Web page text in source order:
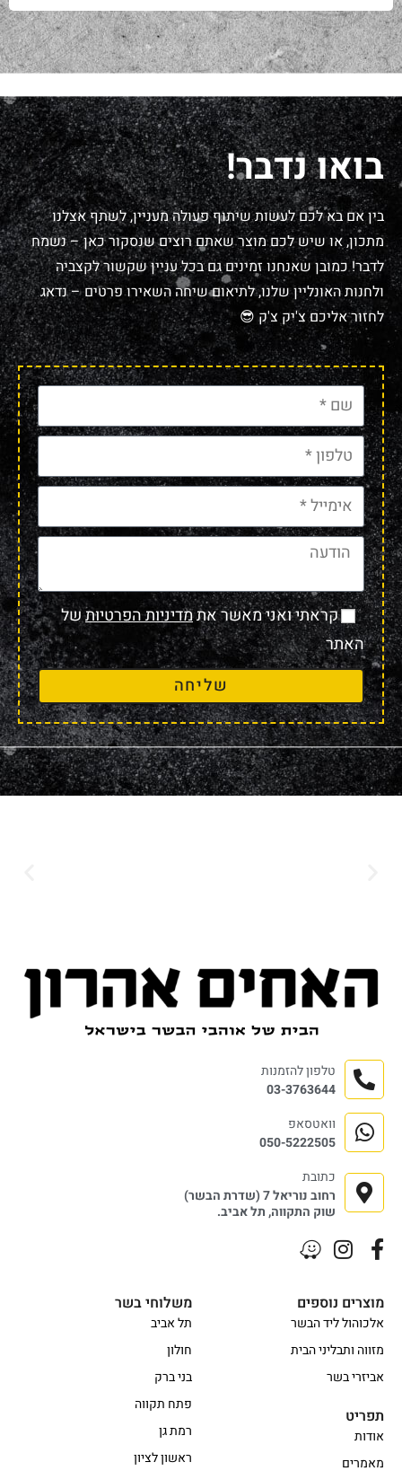
בואו נדבר!
בין אם בא לכם לעשות שיתוף פעולה מעניין, לשתף אצלנו
מתכון, או שיש לכם מוצר שאתם רוצים שנסקור כאן – נשמח
לדבר! כמובן שאנחנו זמינים גם בכל עניין שקשור לקצביה
ולחנות האונליין שלנו, לתיאום שיחה השאירו פרטים – נדאג
לחזור אליכם צ'יק צ'ק 😎
קראתי ואני מאשר אתמדיניות הפרטיותשל
האתר
שליחה
משלוחי בשר
תל אביב
חולון
בני ברק
פתח תקווה
רמת גן
ראשון לציון
מוצרים נוספים
אלכוהול ליד הבשר
מזווה ותבליני הבית
אביזרי בשר
תפריט
אודות
מאמרים
טלפון להזמנות
03-3763644
וואטסאפ
050-5222505
כתובת
רחוב נוריאל 7 (שדרת הבשר)
שוק התקווה, תל אביב.